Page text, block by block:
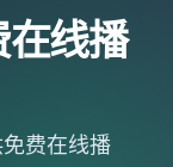
线播
费在线播